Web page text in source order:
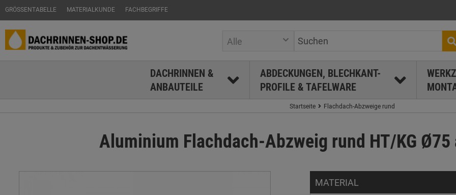
GRÖSSENTABELLE MATERIALKUNDE FACHBEGRIFFE
Alle
DACHRINNEN &
ANBAUTEILE
ABDECKUNGEN, BLECHKANT-
PROFILE & TAFELWARE
Startseite Flachdach-Abzweige rund
Aluminium Flachdach-Abzweig rund HT/KG Ø75
MATERIAL